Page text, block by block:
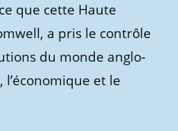
que cette Haute
a pris le contrôle
du monde anglo-
et le